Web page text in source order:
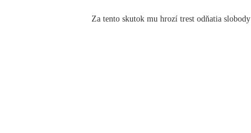
Za tento skutok mu hrozí trest odňatia